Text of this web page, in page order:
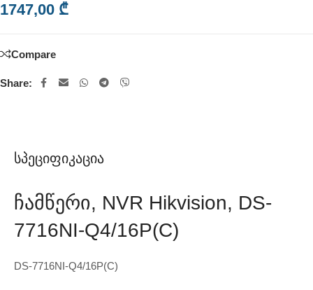
1747,00 ₾
Compare
Share:
Სპეციფიკაცია
Ჩამწერი, NVR Hikvision, DS-
7716NI-Q4/16P(C)
DS-7716NI-Q4/16P(C)